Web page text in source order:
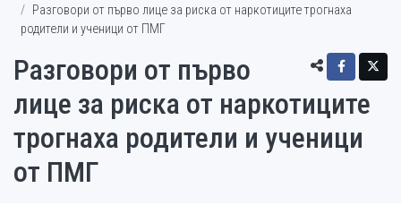
Разговори от първо лице за риска от наркотиците трогнаха
родители и ученици от ПМГ
Разговори от първо
лице за риска от наркотиците
трогнаха родители и ученици
от ПМГ